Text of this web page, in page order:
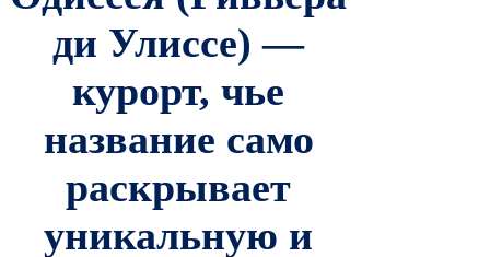
ди Улиссе) —
курорт, чье
название само
раскрывает
уникальную и